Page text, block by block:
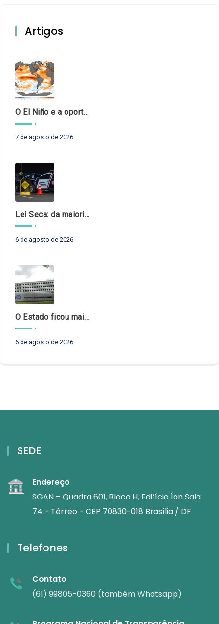
Artigos
O El Niño e a oportunidade de fortalecer o controle externo das políticas climáticas
7 de agosto de 2026
Lei Seca: da maioridade à maturidade
6 de agosto de 2026
O Estado ficou mais complexo. O controle precisa acompanhar
6 de agosto de 2026
SEDE
Endereço
SGAN – Quadra 601, Bloco H, Edifício Íon Sala
74 - Térreo - CEP 70830-018 Brasília / DF
Telefones
Contato
(61) 99805-0360 (também Whatsapp)